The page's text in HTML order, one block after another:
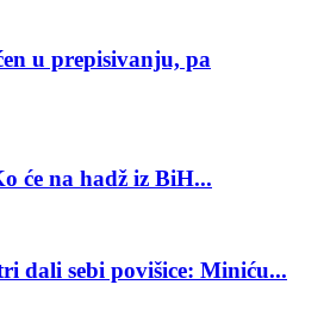
u prepisivanju, pa
će na hadž iz BiH...
dali sebi povišice: Miniću...